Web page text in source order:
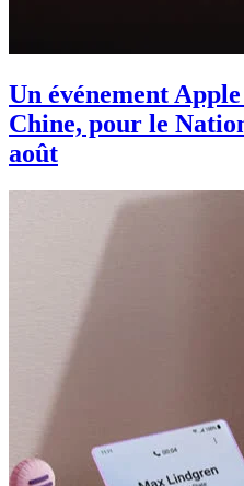
Un événement
Chine, pour le
août